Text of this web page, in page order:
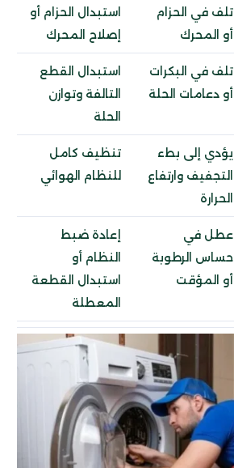
تلف في الحزام
أو المحرك
استبدال الحزام أو
إصلاح المحرك
تلف في البكرات
أو دعامات الحلة
استبدال القطع
التالفة وتوازن
الحلة
يؤدي إلى بطء
التجفيف وارتفاع
الحرارة
تنظيف كامل
للنظام الهوائي
عطل في
حساس الرطوبة
أو المؤقت
إعادة ضبط
النظام أو
استبدال القطعة
المعطلة